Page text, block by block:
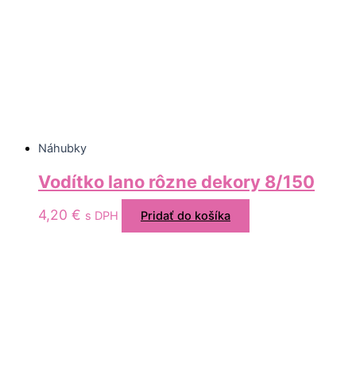
Náhubky
Vodítko lano rôzne dekory 8/150
4,20 € s DPH Pridať do košíka